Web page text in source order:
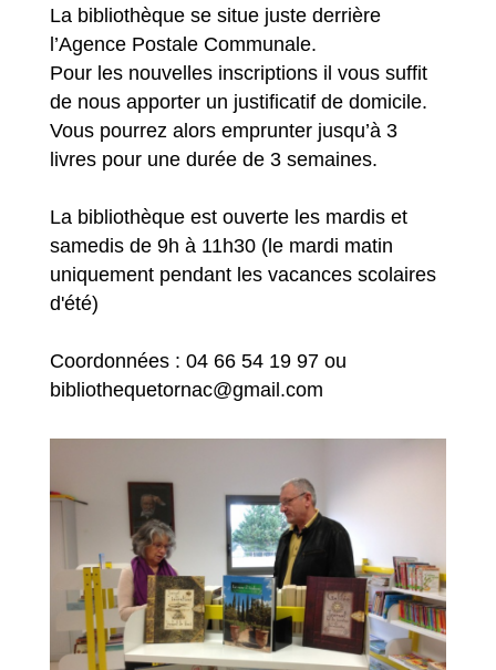
La bibliothèque se situe juste derrière
l’Agence Postale Communale.
Pour les nouvelles inscriptions il vous suffit
de nous apporter un justificatif de domicile.
Vous pourrez alors emprunter jusqu’à 3
livres pour une durée de 3 semaines.
La bibliothèque est ouverte les mardis et
samedis de 9h à 11h30 (le mardi matin
uniquement pendant les vacances scolaires
d'été)
Coordonnées : 04 66 54 19 97 ou
bibliothequetornac@gmail.com